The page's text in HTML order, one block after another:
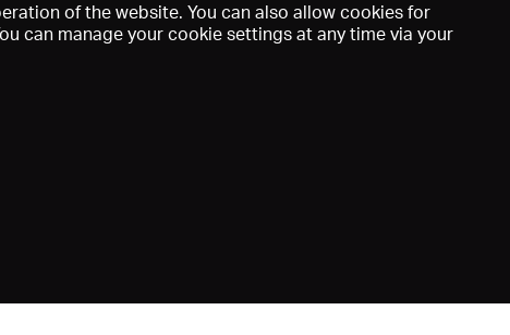
of the website. You can also allow cookies for
can manage your cookie settings at any time via your